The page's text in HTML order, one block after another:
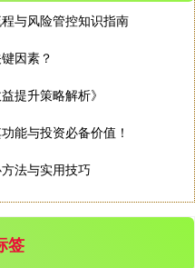
与风险管控知识指南
因素？
提升策略解析》
能与投资必备价值！
法与实用技巧
签